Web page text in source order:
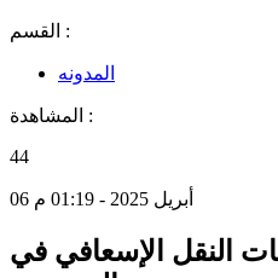
القسم :
المدونه
المشاهدة :
44
06 أبريل 2025 - 01:19 م
النقل الإسعافي في